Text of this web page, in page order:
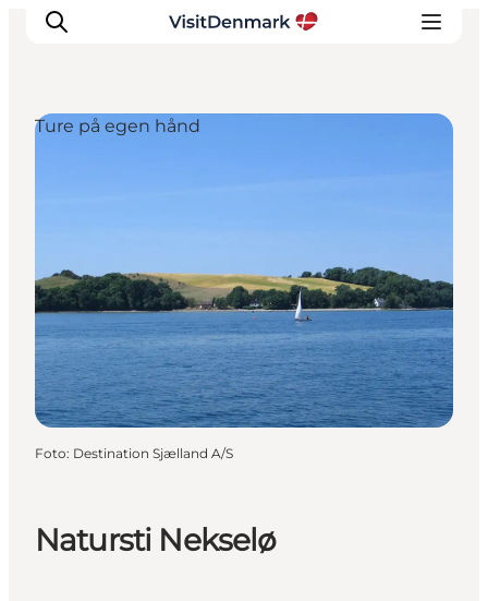
Overnatning
Planlæg ferien
Natursti Nekselø
Ture på egen hånd
Foto: Destination Sjælland A/S